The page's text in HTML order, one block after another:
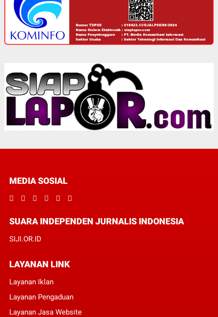
MEDIA SOSIAL
SUARA INDEPENDEN JURNALIS INDONESIA
SIJI.OR.ID
LAYANAN LINK
Layanan Iklan
Layanan Pengaduan
Layanan Jasa Website